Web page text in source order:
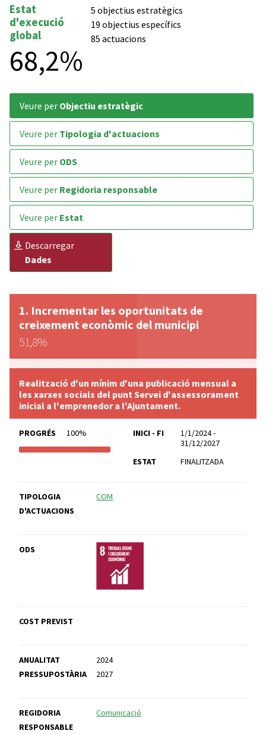
Estat
d'execució
global
68,2%
5 objectius estratègics
19 objectius específics
85 actuacions
veure per Objectiu estratègic
veure per Tipologia d'actuacions
veure per ODS
veure per Regidoria responsable
veure per Estat
descarregar
Dades
Incrementar les oportunitats de
creixement econòmic del municipi
51,8%
Realització d'un mínim d'una publicació mensual a
les xarxes socials del punt Servei d'assessorament
inicial a l'emprenedor a l'Ajuntament.
PROGRÉS 100% INICI - FI
1/1/2024 -
31/12/2027
ESTAT
FINALITZADA
TIPOLOGIA
D'ACTUACIONS
COM
ODS
COST PREVIST
ANUALITAT
PRESSUPOSTÀRIA
2024
2027
REGIDORIA
RESPONSABLE
Comunicació